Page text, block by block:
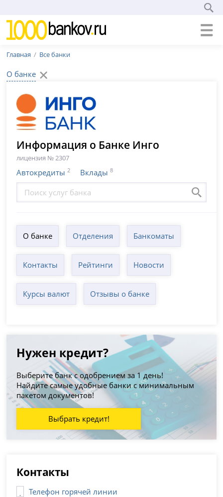
Главная Все банки
О банке
Информация о Банке Инго
лицензия № 2307
Автокредиты 2 Вклады 8
О банке Отделения Банкоматы
Контакты Рейтинги Новости
Курсы валют Отзывы о банке
Нужен кредит?
Выберите банк с одобрением за 1 день!
Найдите самые удобные банки с минимальным
пакетом документов!
Выбрать кредит!
Контакты
Телефон горячей линии